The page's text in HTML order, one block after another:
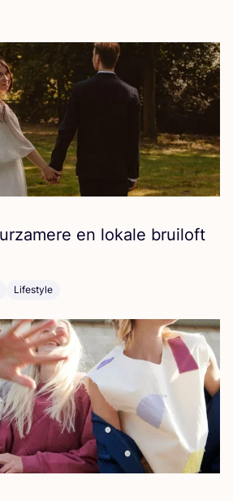
en loka­le brui­loft
Lifestyle